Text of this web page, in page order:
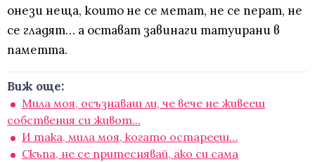
онези неща, които не се метат, не се перат, не
се гладят… а остават завинаги татуирани в
паметта.
Виж още:
Мила моя, осъзнаваш ли, че вече не живееш
собствения си живот...
И така, мила моя, когато остарееш…
Скъпа, не се притеснявай, ако си сама